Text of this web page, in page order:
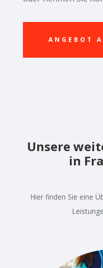
ANGEBOT
Unsere
in
Hier finden Sie eine